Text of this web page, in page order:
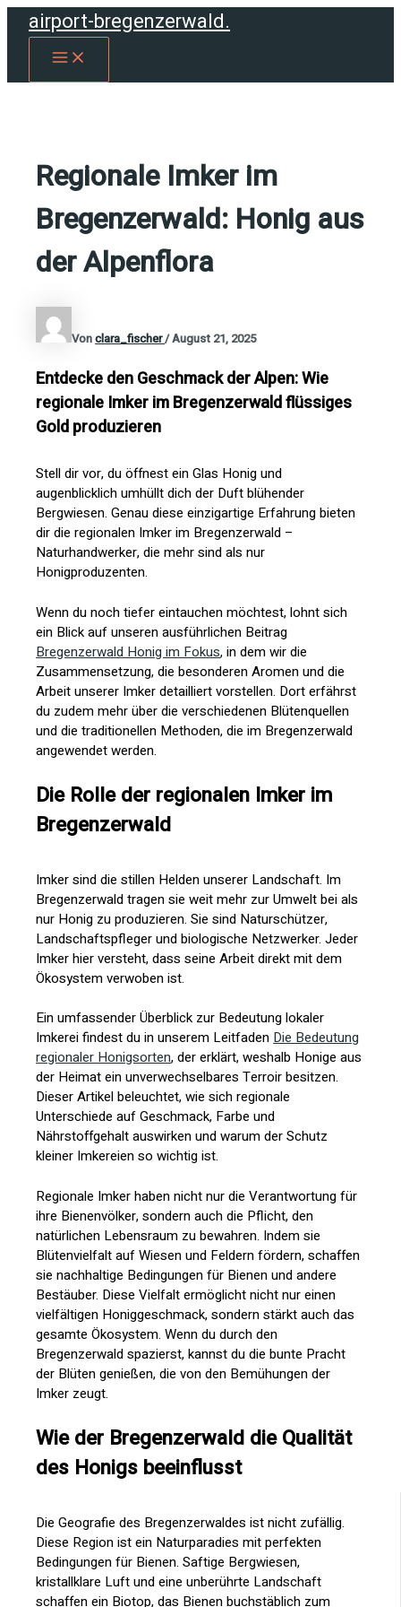
Zum
Inhalt
springen
airport-bregenzerwald.
MAIN
Regionale Imker im
Bregenzerwald: Honig aus
der Alpenflora
Vonclara_fischer/August 21, 2025
Entdecke den Geschmack der Alpen: Wie
regionale Imker im Bregenzerwald flüssiges
Gold produzieren
Stell dir vor, du öffnest ein Glas Honig und
augenblicklich umhüllt dich der Duft blühender
Bergwiesen. Genau diese einzigartige Erfahrung bieten
dir die regionalen Imker im Bregenzerwald –
Naturhandwerker, die mehr sind als nur
Honigproduzenten.
Wenn du noch tiefer eintauchen möchtest, lohnt sich
ein Blick auf unseren ausführlichen Beitrag
Bregenzerwald Honig im Fokus, in dem wir die
Zusammensetzung, die besonderen Aromen und die
Arbeit unserer Imker detailliert vorstellen. Dort erfährst
du zudem mehr über die verschiedenen Blütenquellen
und die traditionellen Methoden, die im Bregenzerwald
angewendet werden.
Die Rolle der regionalen Imker im
Bregenzerwald
Imker sind die stillen Helden unserer Landschaft. Im
Bregenzerwald tragen sie weit mehr zur Umwelt bei als
nur Honig zu produzieren. Sie sind Naturschützer,
Landschaftspfleger und biologische Netzwerker. Jeder
Imker hier versteht, dass seine Arbeit direkt mit dem
Ökosystem verwoben ist.
Ein umfassender Überblick zur Bedeutung lokaler
Imkerei findest du in unserem Leitfaden Die Bedeutung
regionaler Honigsorten, der erklärt, weshalb Honige aus
der Heimat ein unverwechselbares Terroir besitzen.
Dieser Artikel beleuchtet, wie sich regionale
Unterschiede auf Geschmack, Farbe und
Nährstoffgehalt auswirken und warum der Schutz
kleiner Imkereien so wichtig ist.
Regionale Imker haben nicht nur die Verantwortung für
ihre Bienenvölker, sondern auch die Pflicht, den
natürlichen Lebensraum zu bewahren. Indem sie
Blütenvielfalt auf Wiesen und Feldern fördern, schaffen
sie nachhaltige Bedingungen für Bienen und andere
Bestäuber. Diese Vielfalt ermöglicht nicht nur einen
vielfältigen Honiggeschmack, sondern stärkt auch das
gesamte Ökosystem. Wenn du durch den
Bregenzerwald spazierst, kannst du die bunte Pracht
der Blüten genießen, die von den Bemühungen der
Imker zeugt.
Wie der Bregenzerwald die Qualität
des Honigs beeinflusst
Die Geografie des Bregenzerwaldes ist nicht zufällig.
Diese Region ist ein Naturparadies mit perfekten
Bedingungen für Bienen. Saftige Bergwiesen,
kristallklare Luft und eine unberührte Landschaft
schaffen ein Biotop, das Bienen buchstäblich zum